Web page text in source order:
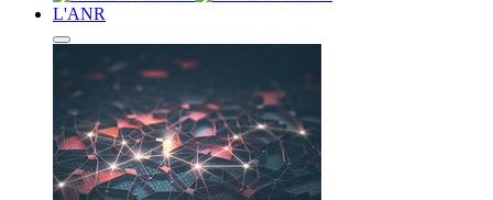
L'ANR